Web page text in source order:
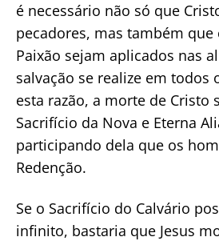
é necessário não só que
pecadores, mas também que
Paixão sejam aplicados nas
salvação se realize em todos
esta razão, a morte de Cristo
Sacrifício da Nova e Eterna
participando dela que os
Redenção.
Se o Sacrifício do Calvário
infinito, bastaria que Jesus